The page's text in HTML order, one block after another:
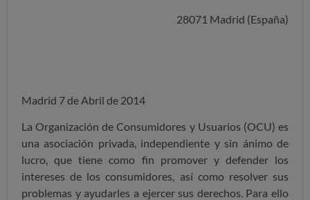
28071 Madrid (España)
Madrid 7 de Abril de 2014
La Organización de Consumidores y Usuarios (OCU) es
una asociación privada, independiente y sin ánimo de
lucro, que tiene como fin promover y defender los
intereses de los consumidores, así como resolver sus
problemas y ayudarles a ejercer sus derechos. Para ello